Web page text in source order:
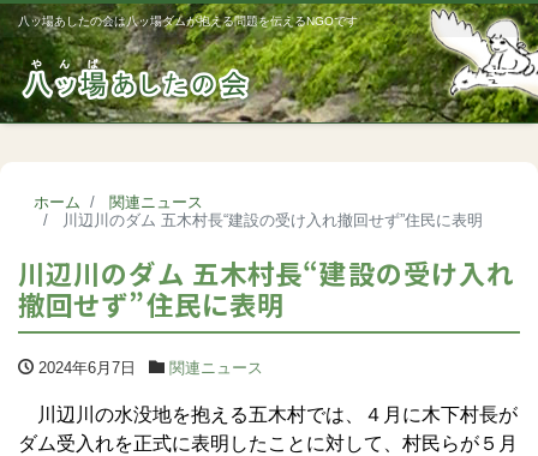
八ッ場あしたの会は八ッ場ダムが抱える問題を伝えるNGOです
ホーム
関連ニュース
川辺川のダム 五木村長“建設の受け入れ撤回せず”住民に表明
川辺川のダム 五木村長“建設の受け入れ
撤回せず”住民に表明
2024年6月7日 関連ニュース
川辺川の水没地を抱える五木村では、４月に木下村長が
ダム受入れを正式に表明したことに対して、村民らが５月